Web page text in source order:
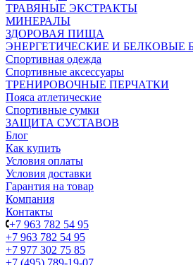
ТРАВЯНЫЕ ЭКСТРАКТЫ
МИНЕРАЛЫ
ЗДОРОВАЯ ПИЩА
ЭНЕРГЕТИЧЕСКИЕ И БЕЛКОВЫЕ
Спортивная одежда
Спортивные аксессуары
ТРЕНИРОВОЧНЫЕ ПЕРЧАТКИ
Пояса атлетические
Спортивные сумки
ЗАЩИТА СУСТАВОВ
Блог
Как купить
Условия оплаты
Условия доставки
Гарантия на товар
Компания
Контакты
+7 963 782 54 95
+7 963 782 54 95
+7 977 302 75 85
+7 (495) 789-19-07